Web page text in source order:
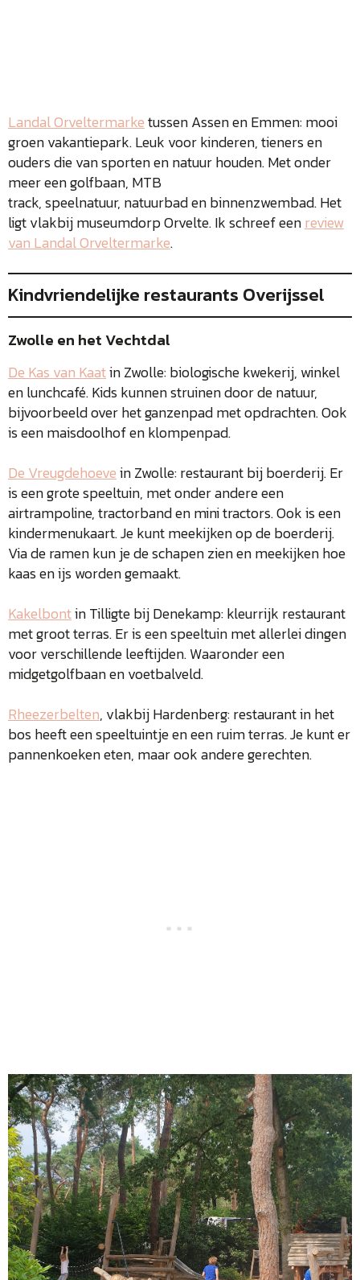
Landal Orveltermarketussen Assen en Emmen: mooi
groen vakantiepark. Leuk voor kinderen, tieners en
ouders die van sporten en natuur houden. Met onder
meer een golfbaan, MTB
track, speelnatuur, natuurbad en binnenzwembad. Het
ligt vlakbij museumdorp Orvelte. Ik schreef eenreview
van Landal Orveltermarke.
Kindvriendelijke restaurants Overijssel
Zwolle en het Vechtdal
De Kas van Kaatin Zwolle: biologische kwekerij, winkel
en lunchcafé. Kids kunnen struinen door de natuur,
bijvoorbeeld over het ganzenpad met opdrachten. Ook
is een maisdoolhof en klompenpad.
De Vreugdehoevein Zwolle: restaurant bij boerderij. Er
is een grote speeltuin, met onder andere een
airtrampoline, tractorband en mini tractors. Ook is een
kindermenukaart. Je kunt meekijken op de boerderij.
Via de ramen kun je de schapen zien en meekijken hoe
kaas en ijs worden gemaakt.
Kakelbontin Tilligte bij Denekamp: kleurrijk restaurant
met groot terras. Er is een speeltuin met allerlei dingen
voor verschillende leeftijden. Waaronder een
midgetgolfbaan en voetbalveld.
Rheezerbelten, vlakbij Hardenberg: restaurant in het
bos heeft een speeltuintje en een ruim terras. Je kunt er
pannenkoeken eten, maar ook andere gerechten.